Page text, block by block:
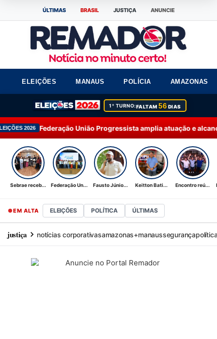
ÚLTIMAS BRASIL JUSTIÇA ANUNCIE
ELEIÇÕES MANAUS POLÍCIA AMAZONAS
1º TURNO:FALTAM56 DIAS
União Progressista amplia atuação e alcança 92% dos
Sebrae receb... Federação Un... Fausto Júnio... Keitton Bati... Encontro reú...
EM ALTA ELEIÇÕES POLÍTICA ÚLTIMAS
justiça notícias corporativasamazonas+manaussegurança